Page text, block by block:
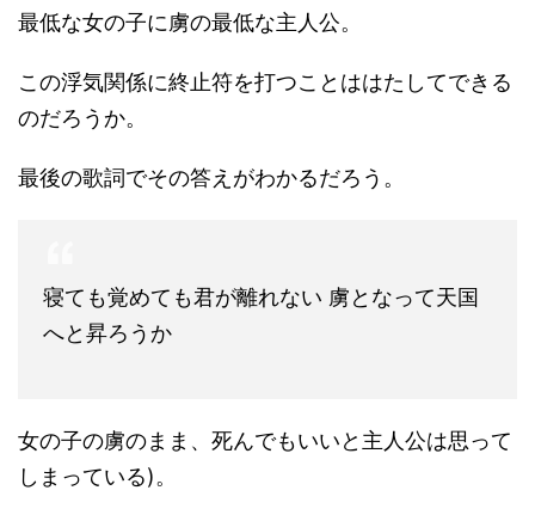
最低な女の子に虜の最低な主人公。
この浮気関係に終止符を打つことははたしてできる
のだろうか。
最後の歌詞でその答えがわかるだろう。
寝ても覚めても君が離れない 虜となって天国
へと昇ろうか
女の子の虜のまま、死んでもいいと主人公は思って
しまっている)。